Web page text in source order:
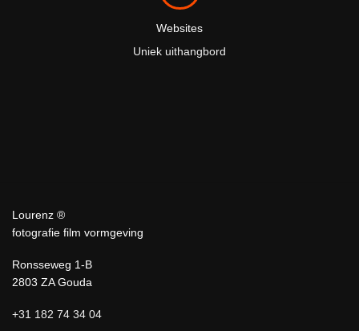
Websites
Uniek uithangbord
Lourenz ®
fotografie film vormgeving
Ronsseweg 1-B
2803 ZA Gouda
+31 182 74 34 04